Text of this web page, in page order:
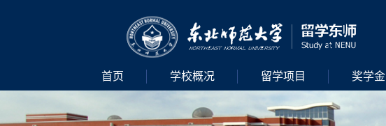
首页 学校概况 留学项目 奖学金